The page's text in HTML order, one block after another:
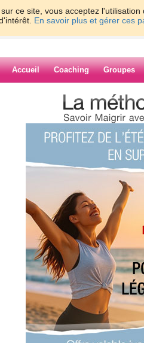
ce site, vous acceptez
En savoir plus et gérer ces
Accueil Coaching Groupes
> jeanmichelcohen
Blog de
- 1420 de 1755
11 - 20 21 - 30 31 - 40 41 - 50
51 -
121 - 130131 - 140 141 - 150 151 - 160
‹ Préc. 141 142 143 144 145 146
Ma recette du
yaourt glacé
publié le 24/02/2011 à 09:11